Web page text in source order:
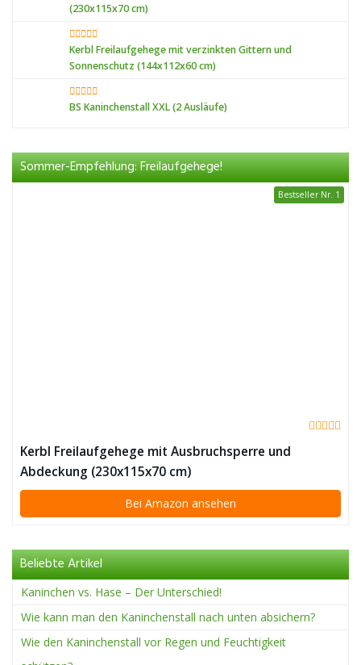
(230x115x70 cm)
Kerbl Freilaufgehege mit verzinkten Gittern und
Sonnenschutz (144x112x60 cm)
BS Kaninchenstall XXL (2 Ausläufe)
Sommer-Empfehlung: Freilaufgehege!
Bestseller Nr. 1
Kerbl Freilaufgehege mit Ausbruchsperre und
Abdeckung (230x115x70 cm)
Bei Amazon ansehen
Beliebte Artikel
Kaninchen vs. Hase – Der Unterschied!
Wie kann man den Kaninchenstall nach unten absichern?
Wie den Kaninchenstall vor Regen und Feuchtigkeit